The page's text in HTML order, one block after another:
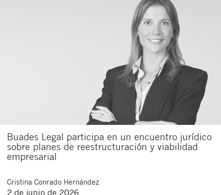
Buades Legal participa en un encuentro jurídico
sobre planes de reestructuración y viabilidad
empresarial
Cristina Conrado Hernández
2 de junio de 2026